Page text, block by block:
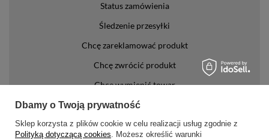
Status zamówienia
Śledzenie przesyłki
Chcę zareklamować produkt
Chcę zwrócić produkt
Chcę wymienić towar
Kontakt
Konto
Dbamy o Twoją prywatność
Sklep korzysta z plików cookie w celu realizacji usług zgodnie z
Polityką dotyczącą cookies. Możesz określić warunki